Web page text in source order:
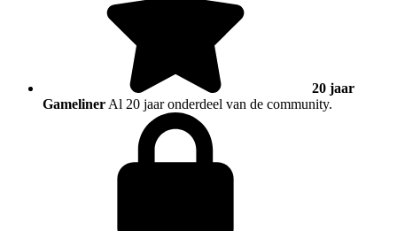
20 jaar
Gameliner Al 20 jaar onderdeel van de community.